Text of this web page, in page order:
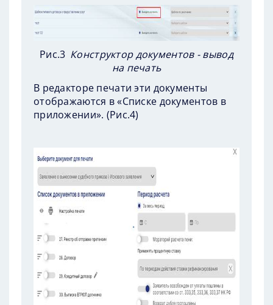
Рис.3 Конструктор документов - вывод
на печать
В редакторе печати эти документы
отображаются в «Списке документов в
приложении». (Рис.4)